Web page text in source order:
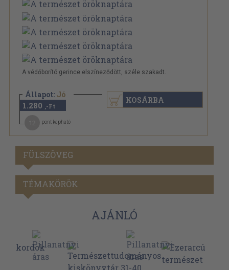
A védőborító gerince elszíneződött, széle szakadt.
Állapot: Jó
1.280 ,-Ft
pont kapható
KOSÁRBA
FÜLSZÖVEG
TÉMAKÖRÖK
AJÁNLÓ